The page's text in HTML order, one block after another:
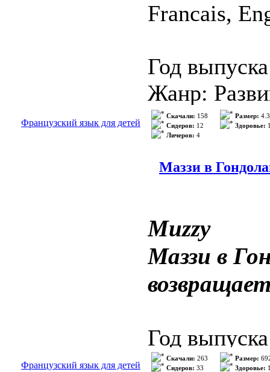
Francais,
Год
Жанр:
Size: 4.36
Enabled
Аудио:
Francais
Espanol
Описание:
A playful
Французский язык для детей
Скачали: 158
Сидеров: 12
Личеров: 4
Размер:
Здоровье:
Маззи в
Muzzy
Маззи в
Год
Автор: BBC
Французский язык для детей
Скачали: 263
Сидеров: 33
Размер:
Здоровье: